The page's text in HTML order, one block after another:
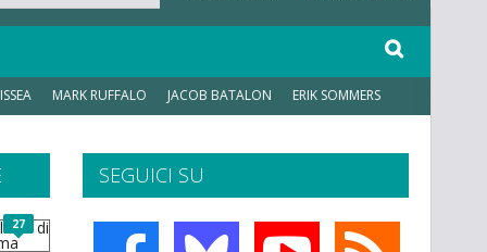
MARK RUFFALO JACOB BATALON ERIK SOMMERS
SEGUICI SU
27